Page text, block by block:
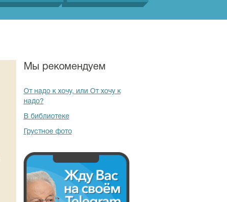
Мы рекомендуем
От надо к хочу, или От хочу к
надо?
В библиотеке
Грустное фото